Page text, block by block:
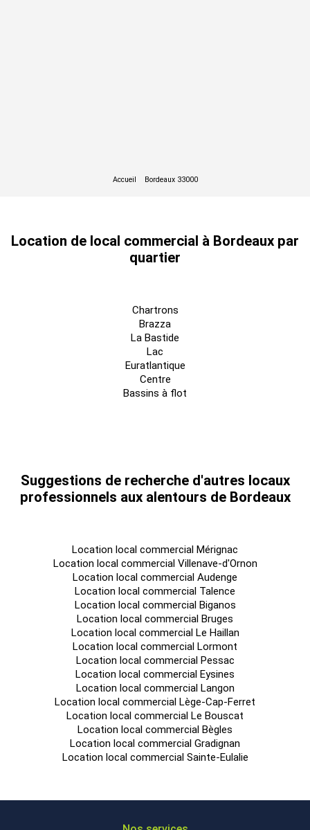
Location de local commercial à Bordeaux par
quartier
Chartrons
Brazza
La Bastide
Lac
Euratlantique
Centre
Bassins à flot
Suggestions de recherche d'autres locaux
professionnels aux alentours de Bordeaux
Location local commercial Mérignac
Location local commercial Villenave-d'Ornon
Location local commercial Audenge
Location local commercial Talence
Location local commercial Biganos
Location local commercial Bruges
Location local commercial Le Haillan
Location local commercial Lormont
Location local commercial Pessac
Location local commercial Eysines
Location local commercial Langon
Location local commercial Lège-Cap-Ferret
Location local commercial Le Bouscat
Location local commercial Bègles
Location local commercial Gradignan
Location local commercial Sainte-Eulalie